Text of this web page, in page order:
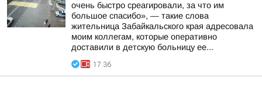
очень быстро среагировали, за что им
большое спасибо», — такие слова
жительница Забайкальского края адресовала
моим коллегам, которые оперативно
доставили в детскую больницу ее...
17:36